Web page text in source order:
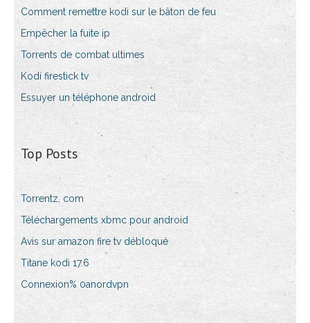
Comment remettre kodi sur le bâton de feu
Empêcher la fuite ip
Torrents de combat ultimes
Kodi firestick tv
Essuyer un téléphone android
Top Posts
Torrentz, com
Téléchargements xbmc pour android
Avis sur amazon fire tv débloqué
Titane kodi 17.6
Connexion% 0anordvpn